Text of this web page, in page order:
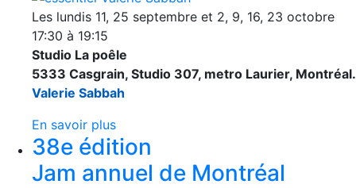
Les lundis 11, 25 septembre et 2, 9, 16, 23 octobre
17:30 à 19:15
Studio La poêle
5333 Casgrain, Studio 307, metro Laurier, Montréal.
Valerie Sabbah
En savoir plus
38e édition
Jam annuel de Montréal